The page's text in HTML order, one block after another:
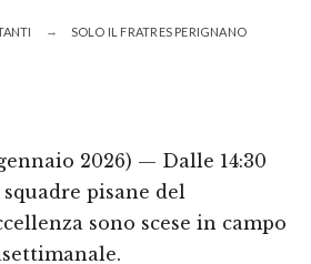
SOLO IL FRATRES PERIGNANO
2026) — Dalle 14:30
pisane del
sono scese in campo